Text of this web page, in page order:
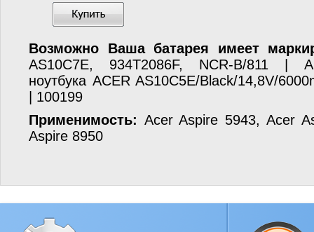
Возможно Ваша батарея имеет
AS10C7E, 934T2086F, NCR-B/811 |
ноутбука ACER AS10C5E/Black/14,8V/
| 100199
Применимость: Acer Aspire 5943, Acer
Aspire 8950